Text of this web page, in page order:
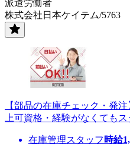
派遣労働者
株式会社日本ケイテム/5763
【部品の在庫チェック・発
上可資格・経験がなくてもス
在庫管理スタッフ 時給